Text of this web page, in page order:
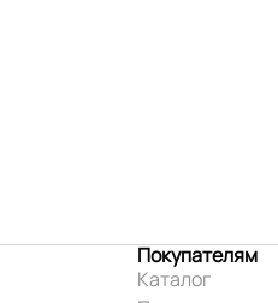
Покупателям
Каталог